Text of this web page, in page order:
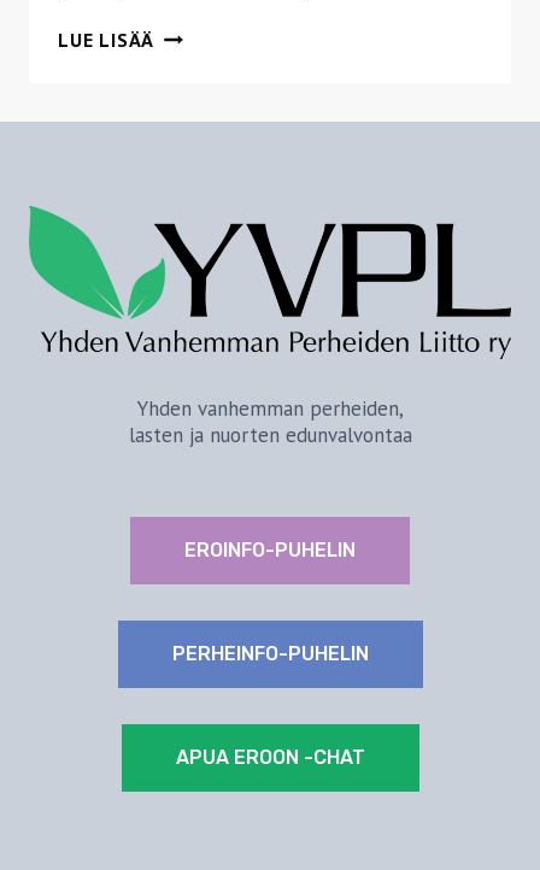
LUE LISÄÄ YHDEN
HAASTEET
TULE
MUKAAN
YVPL
RY:N
VUOTISJUHLAWEBINAARIIN!
Yhden vanhemman perheiden,
lasten ja nuorten edunvalvontaa
EROINFO-PUHELIN
PERHEINFO-PUHELIN
APUA EROON -CHAT